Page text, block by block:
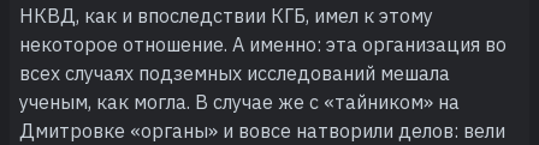
НКВД, как и впоследствии КГБ, имел к этому
некоторое отношение. А именно: эта организация во
всех случаях подземных исследований мешала
ученым, как могла. В случае же с «тайником» на
Дмитровке «органы» и вовсе натворили делов: вели